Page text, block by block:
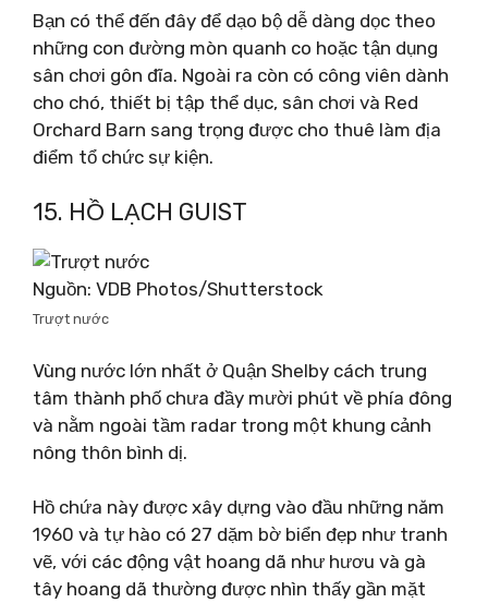
Bạn có thể đến đây để dạo bộ dễ dàng dọc theo
những con đường mòn quanh co hoặc tận dụng
sân chơi gôn đĩa. Ngoài ra còn có công viên dành
cho chó, thiết bị tập thể dục, sân chơi và Red
Orchard Barn sang trọng được cho thuê làm địa
điểm tổ chức sự kiện.
15. HỒ LẠCH GUIST
Nguồn: VDB Photos/Shutterstock
Trượt nước
Vùng nước lớn nhất ở Quận Shelby cách trung
tâm thành phố chưa đầy mười phút về phía đông
và nằm ngoài tầm radar trong một khung cảnh
nông thôn bình dị.
Hồ chứa này được xây dựng vào đầu những năm
1960 và tự hào có 27 dặm bờ biển đẹp như tranh
vẽ, với các động vật hoang dã như hươu và gà
tây hoang dã thường được nhìn thấy gần mặt